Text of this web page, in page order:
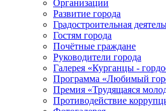
Организации
Развитие города
Градостроительная
Гостям города
Почётные граждане
Руководители города
Галерея «Курганцы -
Программа «Любимый
Премия «Трудящаяся
Противодействие